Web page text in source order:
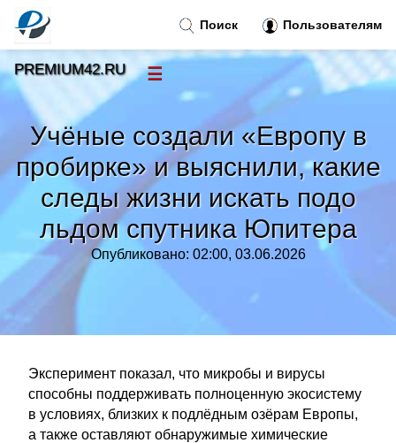
Учёные создали «Европу в
пробирке» и выяснили, какие
следы жизни искать подо
льдом спутника Юпитера
Опубликовано: 02:00, 03.06.2026
Эксперимент показал, что микробы и вирусы
способны поддерживать полноценную экосистему
в условиях, близких к подлёдным озёрам Европы,
а также оставляют обнаружимые химические
Поиск Пользователям
PREMIUM42.RU ☰
Тренды новостей»
Рубрики»
Правила »